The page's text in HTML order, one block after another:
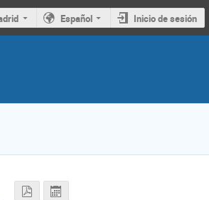
Español Inicio de sesión